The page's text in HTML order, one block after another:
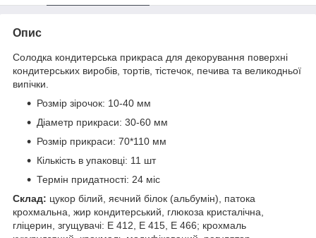
Опис
Солодка кондитерська прикраса для декорування поверхні
кондитерських виробів, тортів, тістечок, печива та великодньої
випічки.
Розмір зірочок: 10-40 мм
Діаметр прикраси: 30-60 мм
Розмір прикраси: 70*110 мм
Кількість в упаковці: 11 шт
Термін придатності: 24 міс
Склад: цукор білий, яєчний білок (альбумін), патока
крохмальна, жир кондитерський, глюкоза кристалічна,
гліцерин, згущувачі: Е 412, Е 415, Е 466; крохмаль